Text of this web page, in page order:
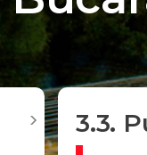
3.3.